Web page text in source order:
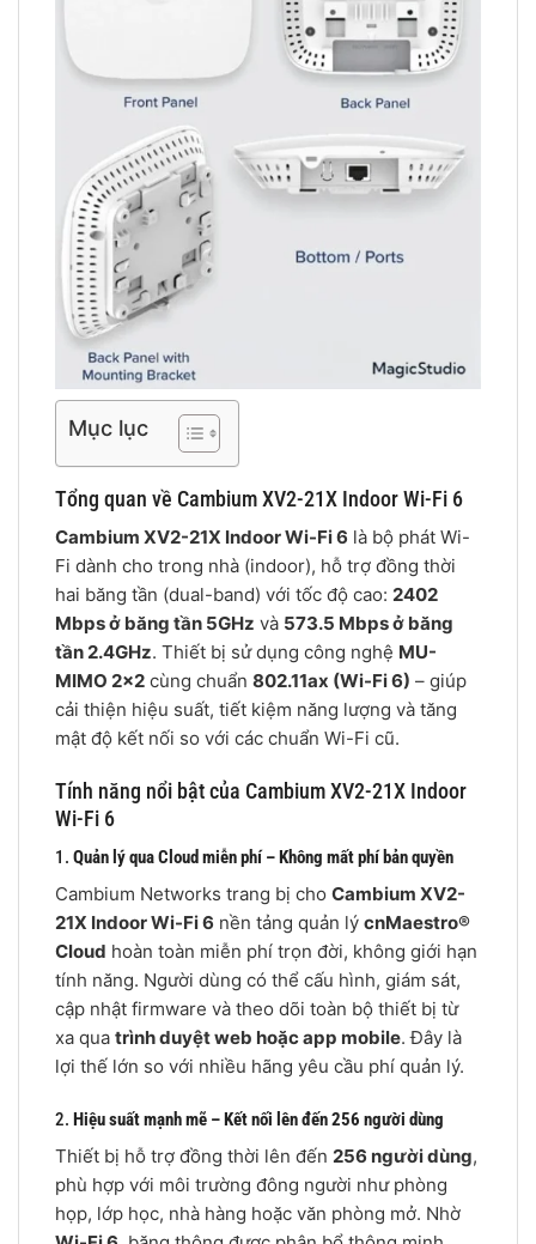
Mục lục
Tổng quan về Cambium XV2-21X Indoor Wi-Fi 6
Cambium XV2-21X Indoor Wi-Fi 6 là bộ phát Wi-
Fi dành cho trong nhà (indoor), hỗ trợ đồng thời
hai băng tần (dual-band) với tốc độ cao: 2402
Mbps ở băng tần 5GHz và 573.5 Mbps ở băng
tần 2.4GHz. Thiết bị sử dụng công nghệ MU-
MIMO 2×2 cùng chuẩn 802.11ax (Wi-Fi 6) – giúp
cải thiện hiệu suất, tiết kiệm năng lượng và tăng
mật độ kết nối so với các chuẩn Wi-Fi cũ.
Tính năng nổi bật của Cambium XV2-21X Indoor
Wi-Fi 6
1. Quản lý qua Cloud miễn phí – Không mất phí bản quyền
Cambium Networks trang bị cho Cambium XV2-
21X Indoor Wi-Fi 6 nền tảng quản lý cnMaestro®
Cloud hoàn toàn miễn phí trọn đời, không giới hạn
tính năng. Người dùng có thể cấu hình, giám sát,
cập nhật firmware và theo dõi toàn bộ thiết bị từ
xa qua trình duyệt web hoặc app mobile. Đây là
lợi thế lớn so với nhiều hãng yêu cầu phí quản lý.
2. Hiệu suất mạnh mẽ – Kết nối lên đến 256 người dùng
Thiết bị hỗ trợ đồng thời lên đến 256 người dùng,
phù hợp với môi trường đông người như phòng
họp, lớp học, nhà hàng hoặc văn phòng mở. Nhờ